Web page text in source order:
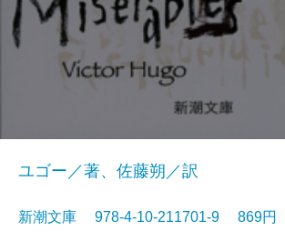
ユゴー／著、佐藤朔／訳
新潮文庫 978-4-10-211701-9 869円